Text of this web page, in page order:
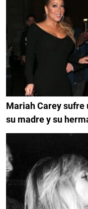
Mariah Carey
su madre y su